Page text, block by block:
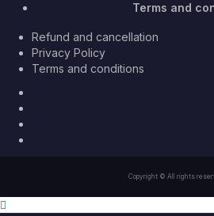
Terms and
Refund and cancellation
Privacy Policy
Terms and conditions
Copyright © All rights